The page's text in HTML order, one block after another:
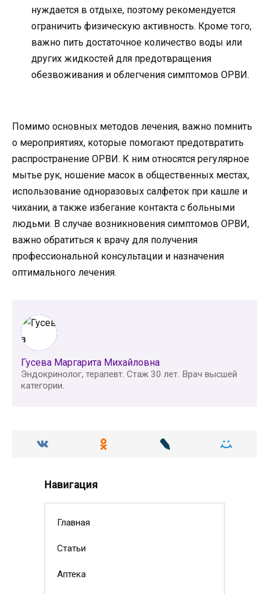
нуждается в отдыхе, поэтому рекомендуется
ограничить физическую активность. Кроме того,
важно пить достаточное количество воды или
других жидкостей для предотвращения
обезвоживания и облегчения симптомов ОРВИ.
Помимо основных методов лечения, важно помнить
о мероприятиях, которые помогают предотвратить
распространение ОРВИ. К ним относятся регулярное
мытье рук, ношение масок в общественных местах,
использование одноразовых салфеток при кашле и
чихании, а также избегание контакта с больными
людьми. В случае возникновения симптомов ОРВИ,
важно обратиться к врачу для получения
профессиональной консультации и назначения
оптимального лечения.
Гусева Маргарита Михайловна
Эндокринолог, терапевт. Стаж 30 лет. Врач высшей
категории.
Навигация
Главная
Статьи
Аптека